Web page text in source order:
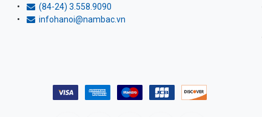
(84-24) 3.558.9090
infohanoi@nambac.vn